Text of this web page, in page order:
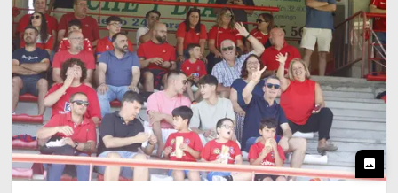
photo